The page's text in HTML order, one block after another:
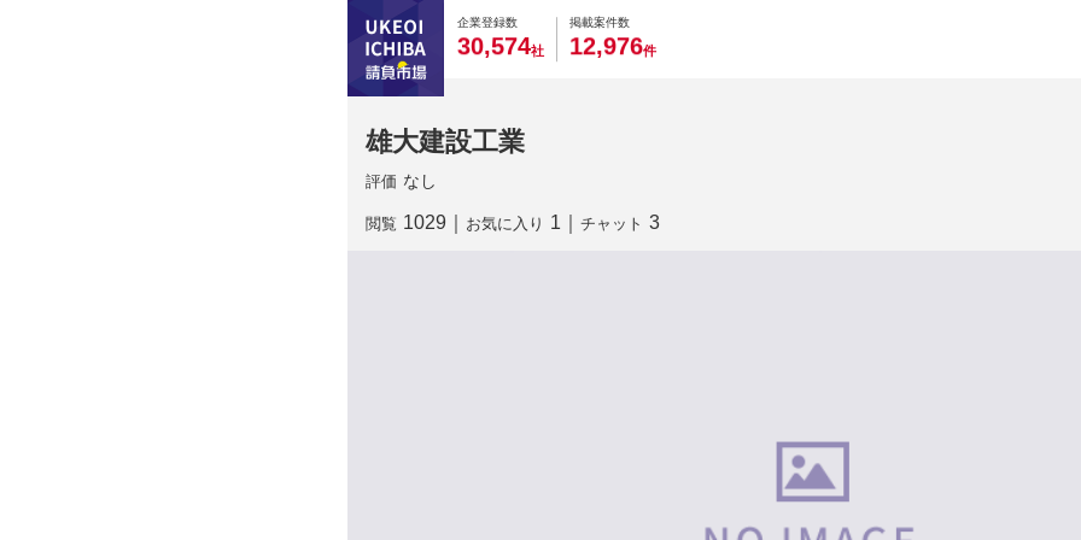
企業登録数
0
3
0
0,
0
5
0
74社
掲載案件数
0
1
0
2,
0
9
0
76件
雄大建設工業
評価 なし
閲覧 1029 お気に入り 1 チャット 3